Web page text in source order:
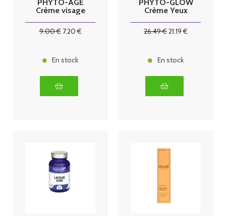
PHYTO-AGE
Crème visage
9.00€ 7.20€
En stock
PHYTO-GLOW
Crème Yeux
26.49€21.19 €
En stock